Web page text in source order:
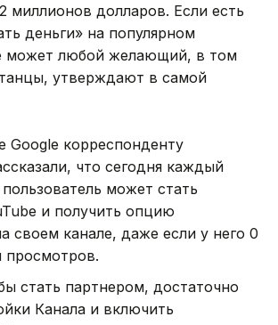
миллионов долларов. Если есть
деньги» на популярном
может любой желающий, в том
утверждают в самой
Google корреспонденту
что сегодня каждый
может стать
и получить опцию
своем канале, даже если у него 0
просмотров.
стать партнером, достаточно
Канала и включить